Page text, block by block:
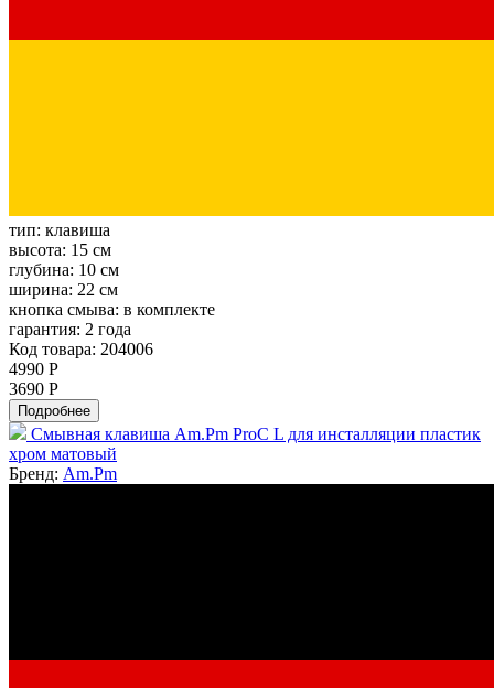
тип: клавиша
высота: 15 см
глубина: 10 см
ширина: 22 см
кнопка смыва: в комплекте
гарантия: 2 года
Код товара: 204006
4990 Р
3690 Р
Подробнее
Смывная клавиша Am.Pm ProC L для инсталляции пластик
хром матовый
Бренд: Am.Pm